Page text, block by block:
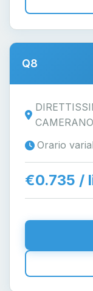
Q8
CAMERANO
Orario
€0.735 /